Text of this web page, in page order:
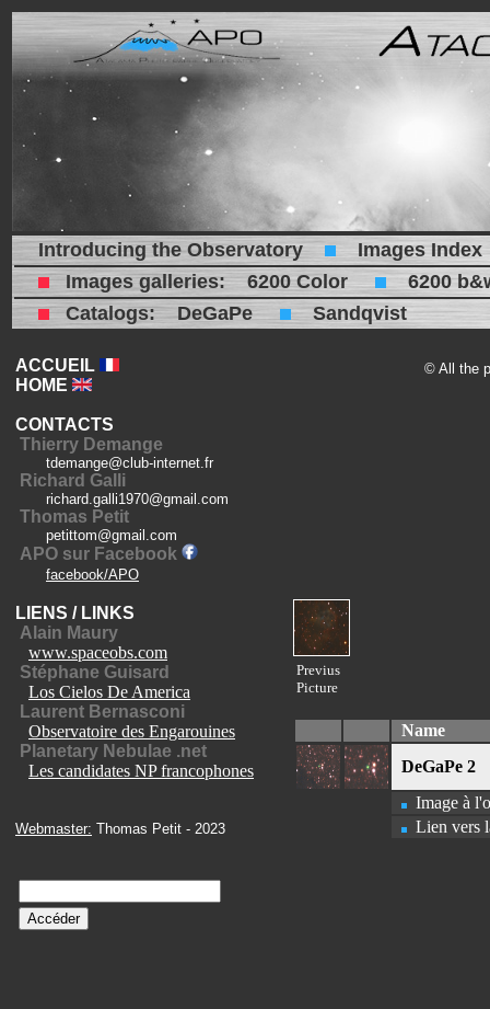
Introducing the Observatory
Images Index
Images galleries: 6200 Color
6200
Catalogs:DeGaPe Sandqvist
ACCUEIL
HOME
CONTACTS
Thierry Demange
tdemange@club-internet.fr
Richard Galli
richard.galli1970@gmail.com
Thomas Petit
petittom@gmail.com
APO sur Facebook
facebook/APO
LIENS / LINKS
Alain Maury
www.spaceobs.com
Stéphane Guisard
Los Cielos De America
Laurent Bernasconi
Observatoire des Engarouines
Planetary Nebulae .net
Les candidates NP francophones
Webmaster: Thomas Petit - 2023
© All the
Previus
Picture
Name
DeGaPe 2
Image à
Lien vers